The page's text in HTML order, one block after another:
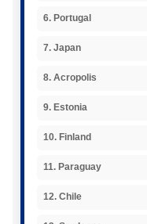
6. Portugal
7. Japan
8. Acropolis
9. Estonia
10. Finland
11. Paraguay
12. Chile